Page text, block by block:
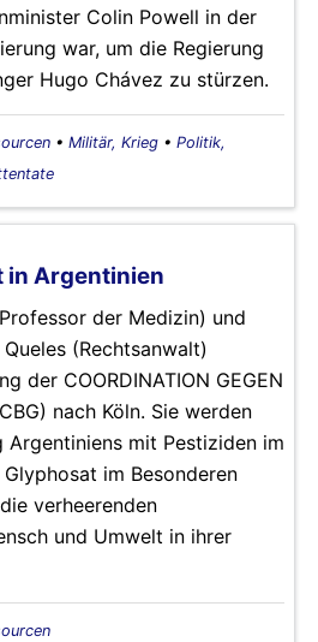
Colin Powell in der
war, um die Regierung
Hugo Chávez zu stürzen.
• Militär, Krieg • Politik,
in Argentinien
der Medizin) und
(Rechtsanwalt)
der COORDINATION GEGEN
nach Köln. Sie werden
mit Pestiziden im
im Besonderen
verheerenden
und Umwelt in ihrer